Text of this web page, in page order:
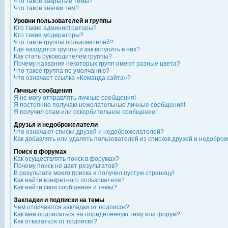
Что такое значки тем?
Уровни пользователей и группы
Кто такие администраторы?
Кто такие модераторы?
Что такое группы пользователей?
Где находятся группы и как вступить в них?
Как стать руководителем группы?
Почему названия некоторых групп имеют разные цвета?
Что такое группа по умолчанию?
Что означает ссылка «Команда сайта»?
Личные сообщения
Я не могу отправлять личные сообщения!
Я постоянно получаю нежелательные личные сообщения!
Я получил спам или оскорбительное сообщение!
Друзья и недоброжелатели
Что означают списки друзей и недоброжелателей?
Как добавлять или удалять пользователей из списков друзей и
Поиск в форумах
Как осуществлять поиск в форумах?
Почему поиск не дает результатов?
В результате моего поиска я получил пустую страницу!
Как найти конкретного пользователя?
Как найти свои сообщения и темы?
Закладки и подписки на темы
Чем отличаются закладки от подписок?
Как мне подписаться на определенную тему или форум?
Как отказаться от подписки?